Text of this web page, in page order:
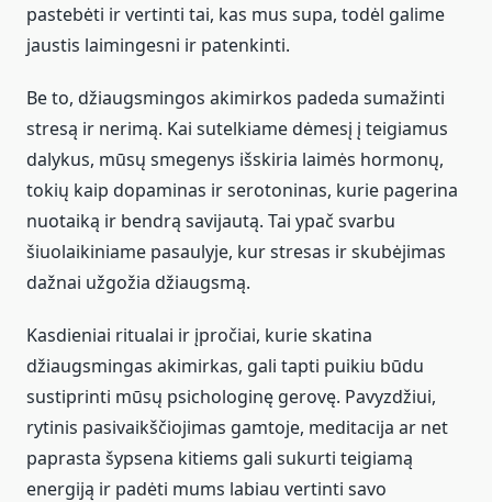
pastebėti ir vertinti tai, kas mus supa, todėl galime
jaustis laimingesni ir patenkinti.
Be to, džiaugsmingos akimirkos padeda sumažinti
stresą ir nerimą. Kai sutelkiame dėmesį į teigiamus
dalykus, mūsų smegenys išskiria laimės hormonų,
tokių kaip dopaminas ir serotoninas, kurie pagerina
nuotaiką ir bendrą savijautą. Tai ypač svarbu
šiuolaikiniame pasaulyje, kur stresas ir skubėjimas
dažnai užgožia džiaugsmą.
Kasdieniai ritualai ir įpročiai, kurie skatina
džiaugsmingas akimirkas, gali tapti puikiu būdu
sustiprinti mūsų psichologinę gerovę. Pavyzdžiui,
rytinis pasivaikščiojimas gamtoje, meditacija ar net
paprasta šypsena kitiems gali sukurti teigiamą
energiją ir padėti mums labiau vertinti savo